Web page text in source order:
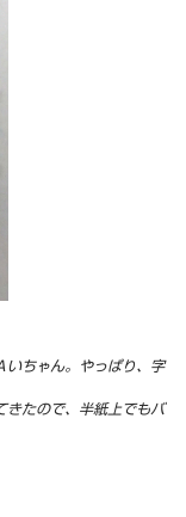
いちゃん。やっぱり、字
きたので、半紙上でもバ